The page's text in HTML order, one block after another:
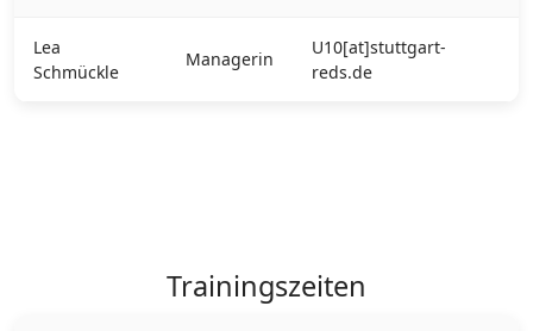
Lea
Schmückle
Managerin
U10[at]stuttgart-
reds.de
Trainingszeiten